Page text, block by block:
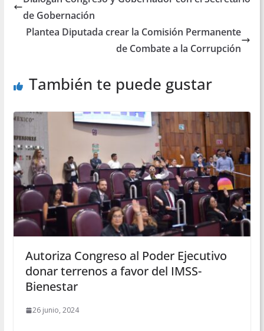
de Gobernación
Plantea Diputada crear la Comisión Permanente
de Combate a la Corrupción
También te puede gustar
Autoriza Congreso al Poder Ejecutivo
donar terrenos a favor del IMSS-
Bienestar
26 junio, 2024